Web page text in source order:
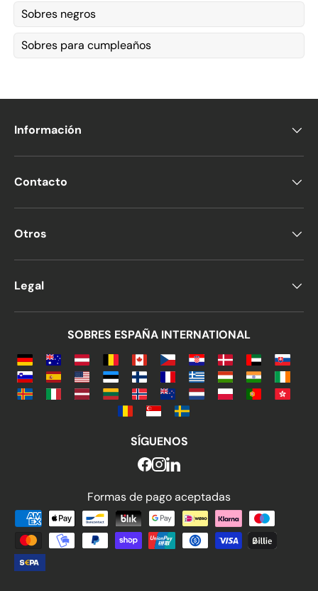
Sobres negros
Sobres para cumpleaños
Información
Contacto
Otros
Legal
SOBRES ESPAÑA INTERNATIONAL
SÍGUENOS
Formas de pago aceptadas
Formas de pago aceptadas